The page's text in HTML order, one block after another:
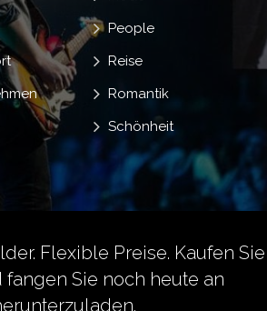
People
Reise
Romantik
Schönheit
Flexible Preise. Kaufen Sie
fangen Sie noch heute an